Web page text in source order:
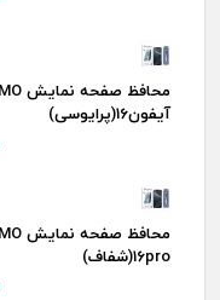
آیفون16(پرایوسی)
16pro(شفاف)